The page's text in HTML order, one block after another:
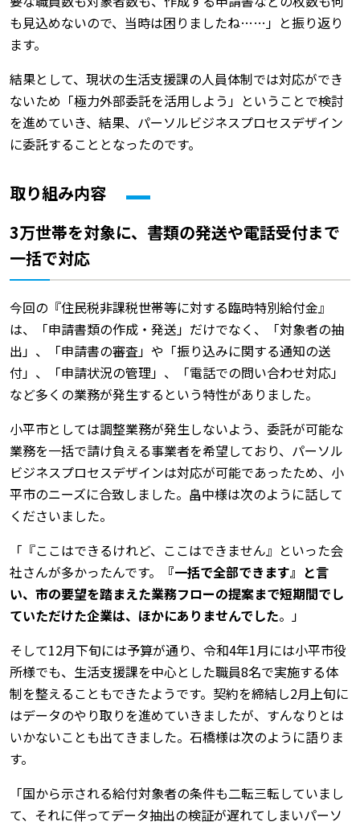
も見込めないので、当時は困りましたね……」と振り返り
ます。
結果として、現状の生活支援課の人員体制では対応ができ
ないため「極力外部委託を活用しよう」ということで検討
を進めていき、結果、パーソルビジネスプロセスデザイン
に委託することとなったのです。
取り組み内容
3万世帯を対象に、書類の発送や電話受付まで
一括で対応
今回の『住民税非課税世帯等に対する臨時特別給付金』
は、「申請書類の作成・発送」だけでなく、「対象者の抽
出」、「申請書の審査」や「振り込みに関する通知の送
付」、「申請状況の管理」、「電話での問い合わせ対応」
など多くの業務が発生するという特性がありました。
小平市としては調整業務が発生しないよう、委託が可能な
業務を一括で請け負える事業者を希望しており、パーソル
ビジネスプロセスデザインは対応が可能であったため、小
平市のニーズに合致しました。畠中様は次のように話して
くださいました。
「『ここはできるけれど、ここはできません』といった会
社さんが多かったんです。
『一括で全部できます』と言
い、市の要望を踏まえた業務フローの提案まで短期間でし
ていただけた企業は、ほかにありませんでした。」
そして12月下旬には予算が通り、令和4年1月には小平市役
所様でも、生活支援課を中心とした職員8名で実施する体
制を整えることもできたようです。契約を締結し2月上旬に
はデータのやり取りを進めていきましたが、すんなりとは
いかないことも出てきました。石橋様は次のように語りま
す。
「国から示される給付対象者の条件も二転三転していまし
て、それに伴ってデータ抽出の検証が遅れてしまいパーソ